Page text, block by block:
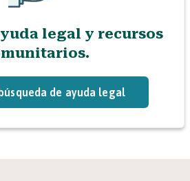
legal y recursos
de ayuda legal